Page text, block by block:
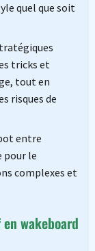
quel que soit
tricks et
tout en
risques de
entre
pour le
complexes et
wakeboard